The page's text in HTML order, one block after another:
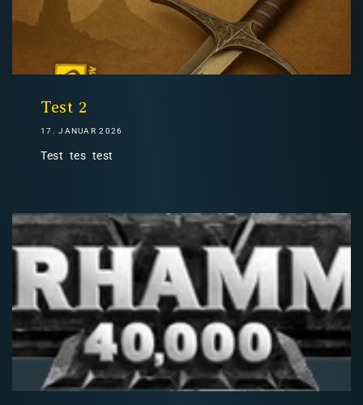
Test 2
17. JANUAR 2026
Test tes test
Deutschland: ab69 €
Österreich & EU: ab
200 €
Nicht-EU: kein kostenloser Versand
Lieferungen in Nicht-EU-Länder (z. B. Schweiz)